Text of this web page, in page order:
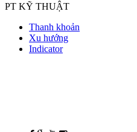
PT KỸ THUẬT
Thanh khoản
Xu hướng
Indicator